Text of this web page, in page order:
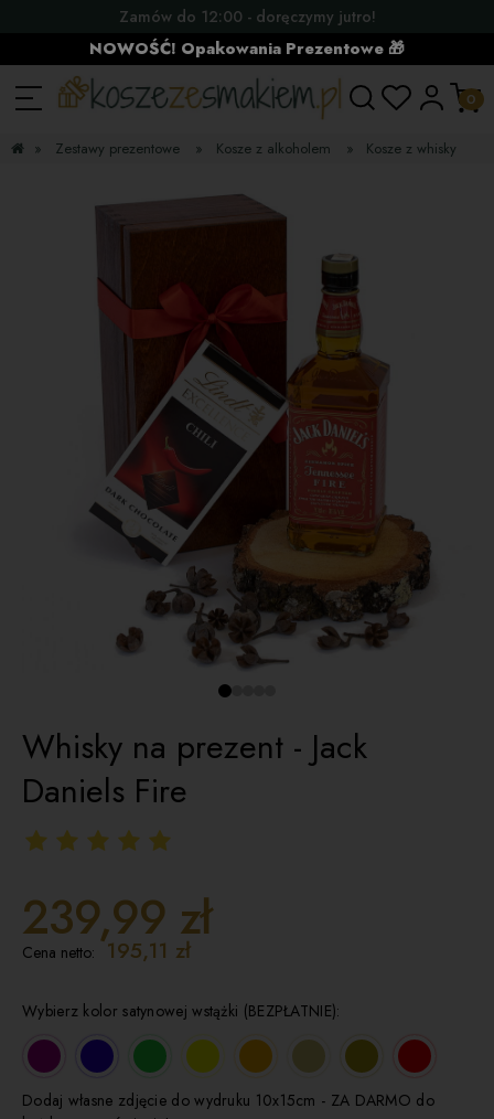
Zamów do 12:00 - doręczymy jutro!
NOWOŚĆ! Opakowania Prezentowe 🎁
» Zestawy prezentowe » Kosze z alkoholem » Kosze z whisky
Whisky na prezent - Jack
Daniels Fire
239,99 zł
Cena netto: 195,11 zł
Wybierz kolor satynowej wstążki (BEZPŁATNIE):
Dodaj własne zdjęcie do wydruku 10x15cm - ZA DARMO do